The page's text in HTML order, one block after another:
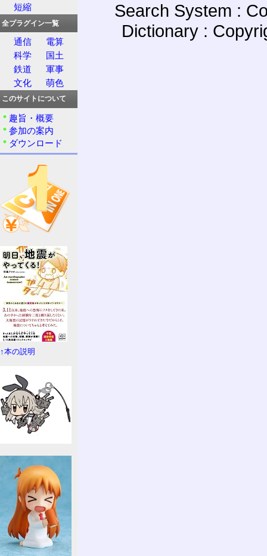
Search System :
Dictionary :
短縮
全プラグイン一覧
通信
電算
科学
国土
鉄道
軍事
文化
萌色
このサイトについて
趣旨・概要
参加の案内
ダウンロード
↑本の説明